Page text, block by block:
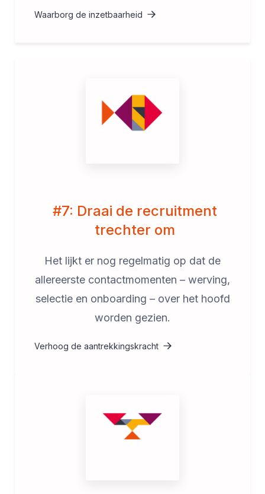
Waarborg de inzetbaarheid
#7: Draai de recruitment
trechter om
Het lijkt er nog regelmatig op dat de
allereerste contactmomenten – werving,
selectie en onboarding – over het hoofd
worden gezien.
Verhoog de aantrekkingskracht